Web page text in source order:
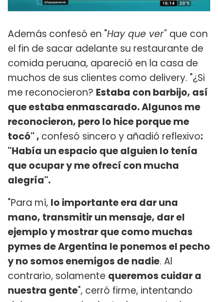
Además confesó en "Hay que ver" que con
el fin de sacar adelante su restaurante de
comida peruana, apareció en la casa de
muchos de sus clientes como delivery. "¿Si
me reconocieron? Estaba con barbijo, así
que estaba enmascarado. Algunos me
reconocieron, pero lo hice porque me
tocó" , confesó sincero y añadió reflexivo:
"Había un espacio que alguien lo tenía
que ocupar y me ofrecí con mucha
alegría".
"Para mí, lo importante era dar una
mano, transmitir un mensaje, dar el
ejemplo y mostrar que como muchas
pymes de Argentina le ponemos el pecho
y no somos enemigos de nadie. Al
contrario, solamente queremos cuidar a
nuestra gente", cerró firme, intentando